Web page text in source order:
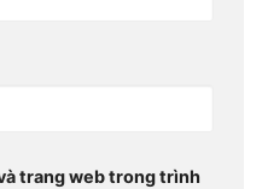
trang web trong trình